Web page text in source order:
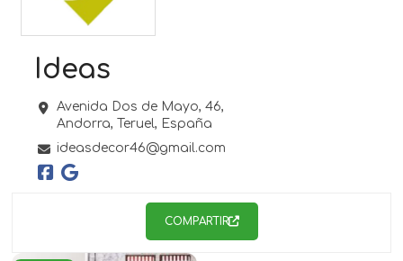
Ideas
Avenida Dos de Mayo, 46,
Andorra, Teruel, España
ideasdecor46@gmail.com
COMPARTIR